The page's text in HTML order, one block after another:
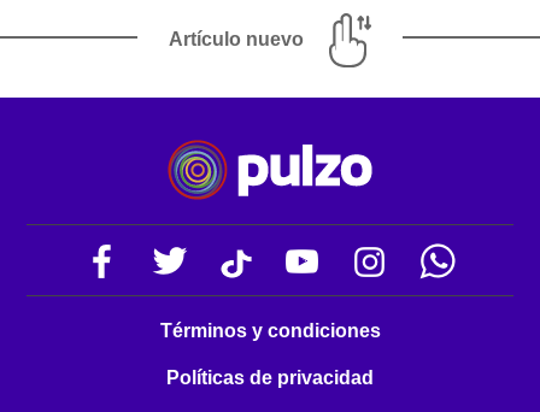
Artículo nuevo
Términos y condiciones
Políticas de privacidad